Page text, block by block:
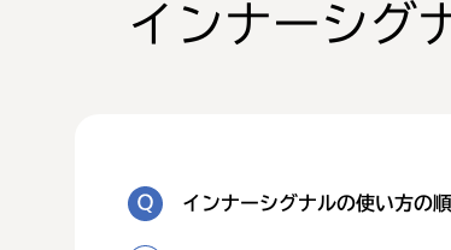
インナーシ
インナーシグナルの使い方の